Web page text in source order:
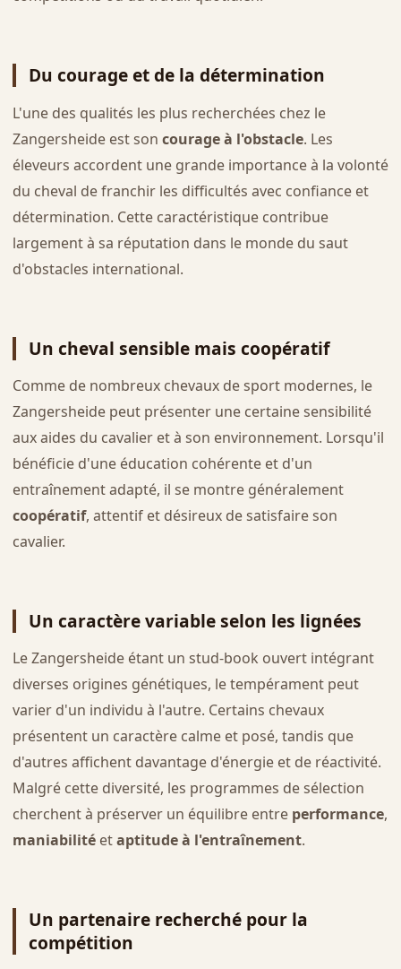
Du courage et de la détermination
L'une des qualités les plus recherchées chez le
Zangersheide est son courage à l'obstacle. Les
éleveurs accordent une grande importance à la volonté
du cheval de franchir les difficultés avec confiance et
détermination. Cette caractéristique contribue
largement à sa réputation dans le monde du saut
d'obstacles international.
Un cheval sensible mais coopératif
Comme de nombreux chevaux de sport modernes, le
Zangersheide peut présenter une certaine sensibilité
aux aides du cavalier et à son environnement. Lorsqu'il
bénéficie d'une éducation cohérente et d'un
entraînement adapté, il se montre généralement
coopératif, attentif et désireux de satisfaire son
cavalier.
Un caractère variable selon les lignées
Le Zangersheide étant un stud-book ouvert intégrant
diverses origines génétiques, le tempérament peut
varier d'un individu à l'autre. Certains chevaux
présentent un caractère calme et posé, tandis que
d'autres affichent davantage d'énergie et de réactivité.
Malgré cette diversité, les programmes de sélection
cherchent à préserver un équilibre entre performance,
maniabilitéetaptitude à l'entraînement.
Un partenaire recherché pour la
compétition